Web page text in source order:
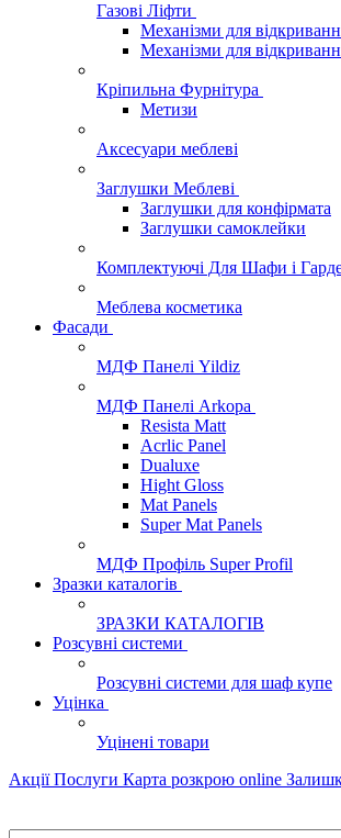
Газові Ліфти
Механізми для
Механізми для
Кріпильна Фурнітура
Метизи
Аксесуари меблеві
Заглушки Меблеві
Заглушки для конфірмата
Заглушки самоклейки
Комплектуючі Для Шафи і
Меблева косметика
Фасади
МДФ Панелі Yildiz
МДФ Панелі Arkopa
Resista Matt
Acrlic Panel
Dualuxe
Hight Gloss
Mat Panels
Super Mat Panels
МДФ Профіль Super Profil
Зразки каталогів
ЗРАЗКИ КАТАЛОГІВ
Розсувні системи
Розсувні системи для шаф купе
Уцінка
Уцінені товари
Акції Послуги Карта розкрою online